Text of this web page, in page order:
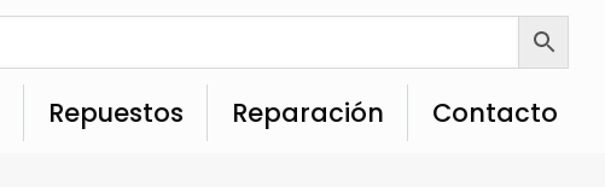
Repuestos Reparación Contacto